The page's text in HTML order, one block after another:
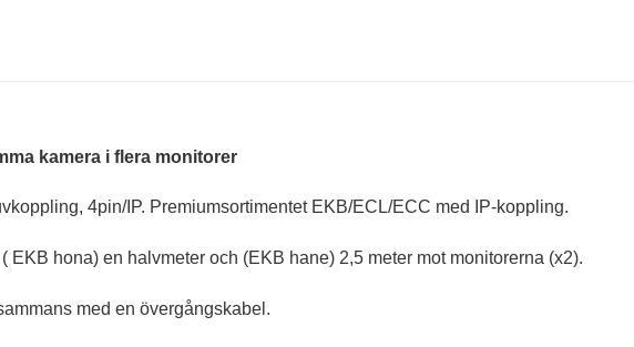
kamera i flera monitorer
4pin/IP. Premiumsortimentet EKB/ECL/ECC med IP-koppling.
hona) en halvmeter och (EKB hane) 2,5 meter mot monitorerna (x2).
med en övergångskabel.